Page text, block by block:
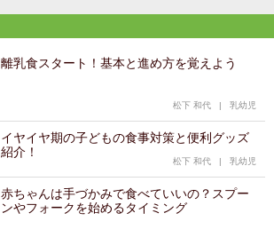
離乳食スタート！基本と進め方を覚えよう
松下 和代 | 乳幼児
イヤイヤ期の子どもの食事対策と便利グッズ
紹介！
松下 和代 | 乳幼児
赤ちゃんは手づかみで食べていいの？スプー
ンやフォークを始めるタイミング